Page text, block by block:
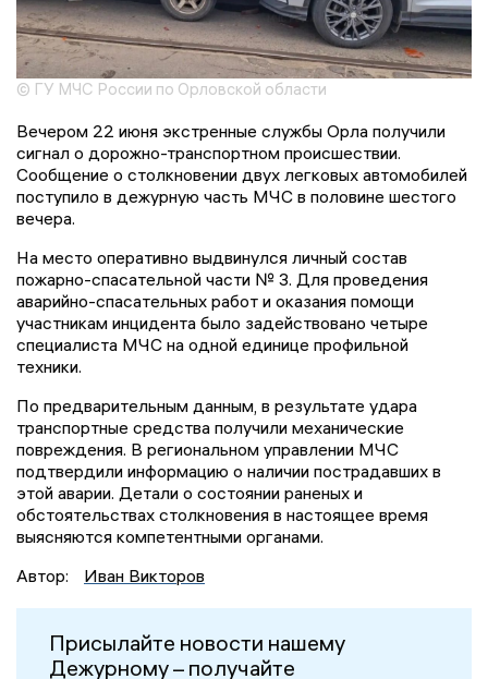
© ГУ МЧС России по Орловской области
Вечером 22 июня экстренные службы Орла получили
сигнал о дорожно-транспортном происшествии.
Сообщение о столкновении двух легковых автомобилей
поступило в дежурную часть МЧС в половине шестого
вечера.
На место оперативно выдвинулся личный состав
пожарно-спасательной части № 3. Для проведения
аварийно-спасательных работ и оказания помощи
участникам инцидента было задействовано четыре
специалиста МЧС на одной единице профильной
техники.
По предварительным данным, в результате удара
транспортные средства получили механические
повреждения. В региональном управлении МЧС
подтвердили информацию о наличии пострадавших в
этой аварии. Детали о состоянии раненых и
обстоятельствах столкновения в настоящее время
выясняются компетентными органами.
Автор:
Иван Викторов
Присылайте новости нашему
Дежурному – получайте